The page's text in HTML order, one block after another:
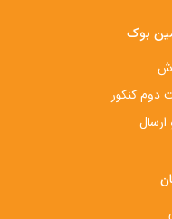
بوک
کنکور